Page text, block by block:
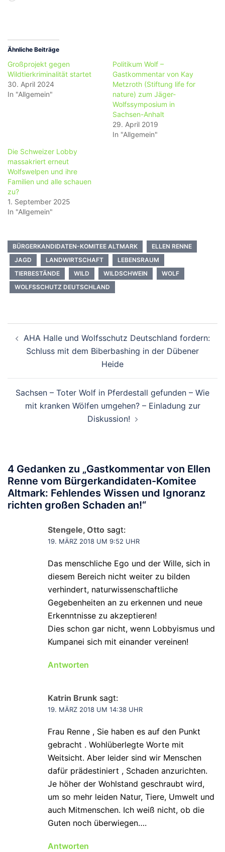
Ähnliche Beiträge
Großprojekt gegen
Wildtierkriminalität startet
30. April 2024
In "Allgemein"
Politikum Wolf –
Gastkommentar von Kay
Metzroth (Stiftung life for
nature) zum Jäger-
Wolfssymposium in
Sachsen-Anhalt
29. April 2019
In "Allgemein"
Die Schweizer Lobby
massakriert erneut
Wolfswelpen und ihre
Familien und alle schauen
zu?
1. September 2025
In "Allgemein"
BÜRGERKANDIDATEN-KOMITEE ALTMARK
ELLEN RENNE
JAGD
LANDWIRTSCHAFT
LEBENSRAUM
TIERBESTÄNDE
WILD WILDSCHWEIN
WOLF
WOLFSSCHUTZ DEUTSCHLAND
AHA Halle und Wolfsschutz Deutschland fordern:
Schluss mit dem Biberbashing in der Dübener
Heide
Sachsen – Toter Wolf in Pferdestall gefunden – Wie
mit kranken Wölfen umgehen? – Einladung zur
Diskussion!
4 Gedanken zu „Gastkommentar von Ellen
Renne vom Bürgerkandidaten-Komitee
Altmark: Fehlendes Wissen und Ignoranz
richten großen Schaden an!“
Stengele, Otto sagt:
19. MÄRZ 2018 UM 9:52 UHR
Das menschliche Ego und der Wille, sich in
diesem Bereich nicht weiter zu bilden
verhindert, naturwissenschaftliche
Gegebenheiten an zu erkennen und neue
Erkenntnisse zu akzeptieren!
Dies schon gar nicht, wenn Lobbyismus und
Kumpanei sich mit einander vereinen!
Antworten
Katrin Brunk sagt:
19. MÄRZ 2018 UM 14:38 UHR
Frau Renne , Sie haben es auf den Punkt
gebracht . Wohlüberlegte Worte mit
Weitsicht. Aber leider sind wir Menschen
dafür prädestiniert , Schaden anzurichten.
Je höher der Wohlstand geschraubt wird,
um so mehr leiden Natur, Tiere, Umwelt und
auch Mitmenschen. Ich weiß nicht, ob die
Guten noch überwiegen….
Antworten